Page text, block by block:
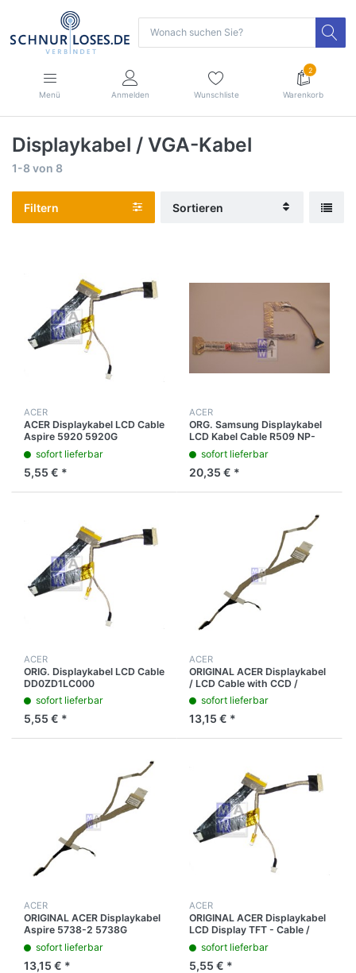
Menü Anmelden Wunschliste
2
Warenkorb
Displaykabel / VGA-Kabel
1-8von 8
Filtern Sortieren
ACER
ACER Displaykabel LCD Cable
Aspire 5920 5920G
sofort lieferbar
5,55 € *
ACER
ORG. Samsung Displaykabel
LCD Kabel Cable R509 NP-
R509 R510 NP-R510 BA39-
00699A
sofort lieferbar
20,35 € *
ACER
ORIG. Displaykabel LCD Cable
DD0ZD1LC000
CMIDD0ZD1LC000
FOXDD0ZD1LC000 GD-
H0072A
sofort lieferbar
5,55 € *
ACER
ORIGINAL ACER Displaykabel
/ LCD Cable with CCD /
Kameraanschluß f. Aspire
5536
sofort lieferbar
13,15 € *
ACER
ORIGINAL ACER Displaykabel
Aspire 5738-2 5738G
5738G-2 5738Z 5738Z-2
5738ZG
sofort lieferbar
13,15 € *
ACER
ORIGINAL ACER Displaykabel
LCD Display TFT - Cable /
Kabel Aspire 5920 5920G
sofort lieferbar
5,55 € *